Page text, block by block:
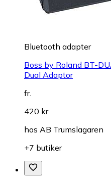
Bluetooth adapter
Boss by Roland BT-
Dual Adaptor
fr.
420 kr
hos AB Trumslagaren
+7 butiker